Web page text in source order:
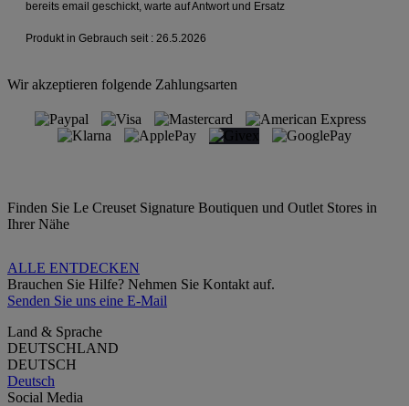
Wir akzeptieren folgende Zahlungsarten
Finden Sie Le Creuset Signature Boutiquen und Outlet Stores in
Ihrer Nähe
ALLE ENTDECKEN
Brauchen Sie Hilfe? Nehmen Sie Kontakt auf.
Senden Sie uns eine E-Mail
Land & Sprache
DEUTSCHLAND
DEUTSCH
Deutsch
Social Media